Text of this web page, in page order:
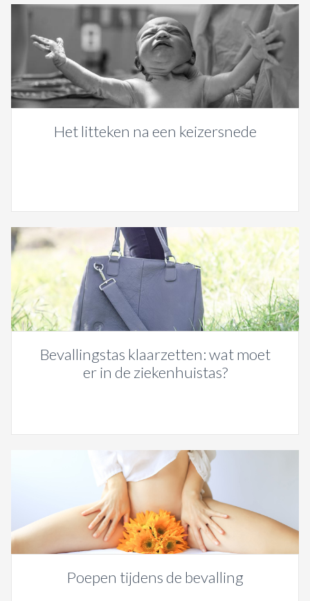
Het litteken na een keizersnede
Bevallingstas klaarzetten: wat moet
er in de ziekenhuistas?
Poepen tijdens de bevalling